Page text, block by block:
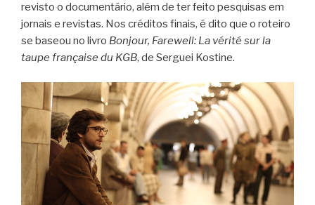
revisto o documentário, além de ter feito pesquisas em
jornais e revistas. Nos créditos finais, é dito que o roteiro
se baseou no livro Bonjour, Farewell: La vérité sur la
taupe française du KGB, de Serguei Kostine.